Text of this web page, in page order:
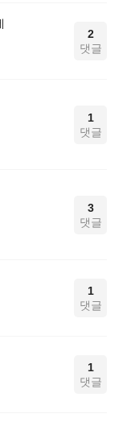
2
댓글
1
댓글
3
댓글
1
댓글
1
댓글